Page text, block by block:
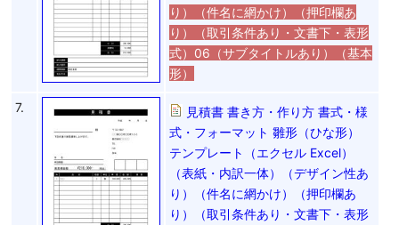
り）（件名に網かけ）（押印欄あ
り）（取引条件あり・文書下・表形
式）06（サブタイトルあり）（基本
形）
7.
見積書 書き方・作り方 書式・様
式・フォーマット 雛形（ひな形）
テンプレート（エクセル Excel）
（表紙・内訳一体）（デザイン性あ
り）（件名に網かけ）（押印欄あ
り）（取引条件あり・文書下・表形